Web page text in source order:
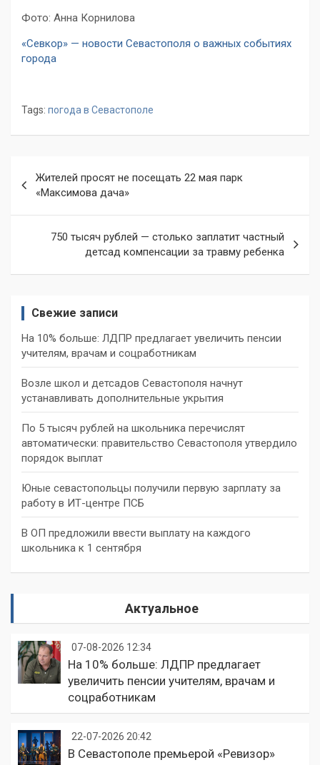
Фото: Анна Корнилова
«Севкор» — новости Севастополя о важных событиях
города
Tags: погода в Севастополе
по
записям
Жителей просят не посещать 22 мая парк
«Максимова дача»
750 тысяч рублей — столько заплатит частный
детсад компенсации за травму ребенка
Свежие записи
На 10% больше: ЛДПР предлагает увеличить пенсии
учителям, врачам и соцработникам
Возле школ и детсадов Севастополя начнут
устанавливать дополнительные укрытия
По 5 тысяч рублей на школьника перечислят
автоматически: правительство Севастополя утвердило
порядок выплат
Юные севастопольцы получили первую зарплату за
работу в ИТ-центре ПСБ
В ОП предложили ввести выплату на каждого
школьника к 1 сентября
Актуальное
07-08-2026 12:34
На 10% больше: ЛДПР предлагает
увеличить пенсии учителям, врачам и
соцработникам
22-07-2026 20:42
В Севастополе премьерой «Ревизор»